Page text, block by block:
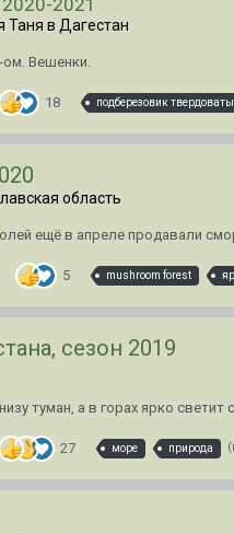
2021
Таня в Дагестан
ом. Вешенки.
18 подберезовик
область
ещё в апреле продавали
5 mushroom forest
сезон 2019
туман, а в горах ярко
27 море природа